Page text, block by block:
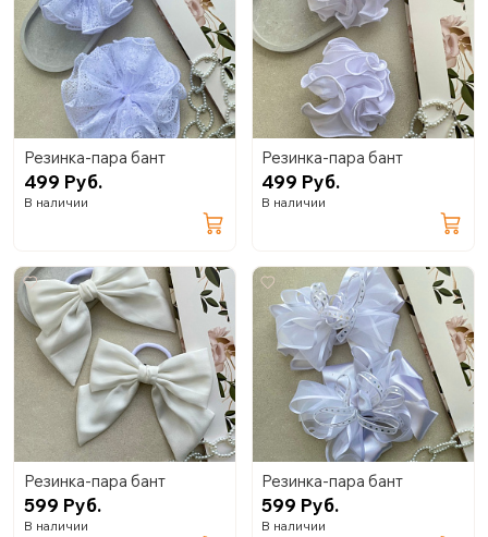
Резинка-пара бант
499 Руб.
В наличии
Резинка-пара бант
499 Руб.
В наличии
Резинка-пара бант
599 Руб.
В наличии
Резинка-пара бант
599 Руб.
В наличии